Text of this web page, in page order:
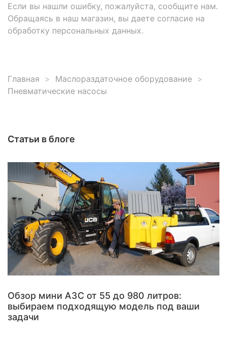
Если вы нашли ошибку, пожалуйста, сообщите нам.
Обращаясь в наш магазин, вы даете согласие на
обработку персональных данных.
Главная
Маслораздаточное оборудование
Пневматические насосы
Статьи в блоге
Обзор мини АЗС от 55 до 980 литров:
выбираем подходящую модель под ваши
задачи